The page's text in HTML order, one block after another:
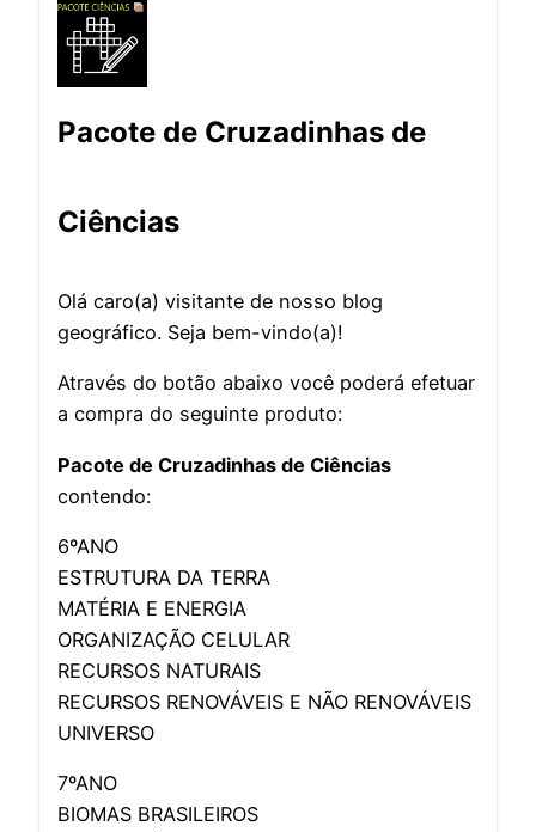
Pacote de Cruzadinhas de
Ciências
Olá caro(a) visitante de nosso blog
geográfico. Seja bem-vindo(a)!
Através do botão abaixo você poderá efetuar
a compra do seguinte produto:
Pacote de Cruzadinhas de Ciências
contendo:
6ºANO
ESTRUTURA DA TERRA
MATÉRIA E ENERGIA
ORGANIZAÇÃO CELULAR
RECURSOS NATURAIS
RECURSOS RENOVÁVEIS E NÃO RENOVÁVEIS
UNIVERSO
7ºANO
BIOMAS BRASILEIROS